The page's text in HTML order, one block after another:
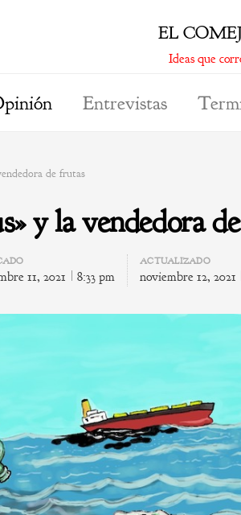
EL
Ideas que
Entrevistas
de frutas
y la vendedora
11, 2021 8:33 pm
ACTUALIZADO
noviembre 12, 2021